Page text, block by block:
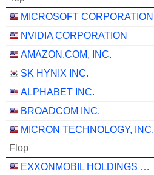
MICROSOFT CORPORATION
NVIDIA CORPORATION
AMAZON.COM, INC.
SK HYNIX INC.
ALPHABET INC.
BROADCOM INC.
MICRON TECHNOLOGY, INC.
Flop
EXXONMOBIL HOLDINGS CORPORATION